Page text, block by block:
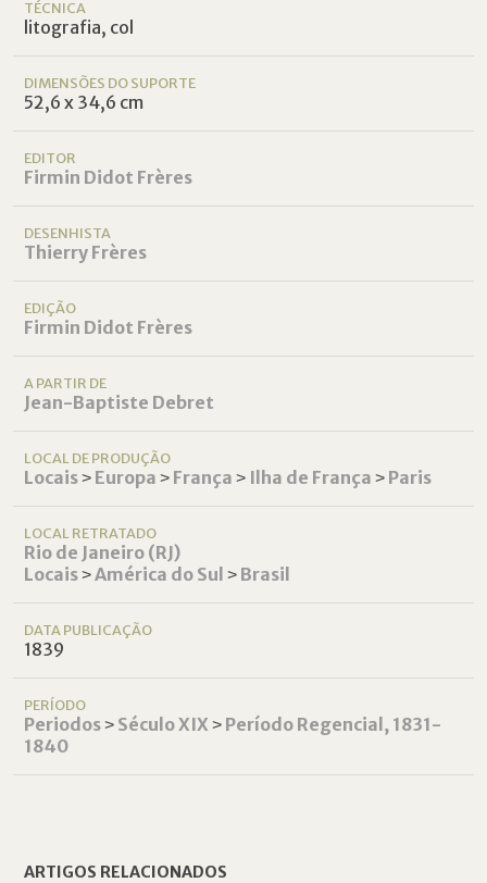
TÉCNICA
litografia, col
DIMENSÕES DO SUPORTE
52,6 x 34,6 cm
EDITOR
Firmin Didot Frères
DESENHISTA
Thierry Frères
EDIÇÃO
Firmin Didot Frères
A PARTIR DE
Jean-Baptiste Debret
LOCAL DE PRODUÇÃO
Locais˃ Europa ˃ França ˃ Ilha de França ˃ Paris
LOCAL RETRATADO
Rio de Janeiro (RJ)
Locais˃América do Sul ˃ Brasil
DATA PUBLICAÇÃO
1839
PERÍODO
Periodos˃ Século XIX ˃ Período Regencial, 1831-
1840
ARTIGOS RELACIONADOS